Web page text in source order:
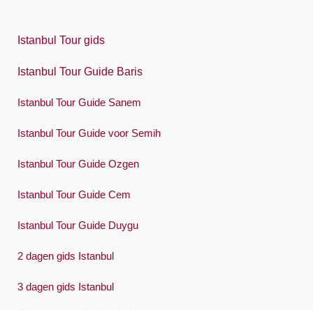
Português
Русский
Español
Swedish
Istanbul Tour gids
Istanbul Tour Guide Baris
Istanbul Tour Guide Sanem
Istanbul Tour Guide voor Semih
Istanbul Tour Guide Ozgen
Istanbul Tour Guide Cem
Istanbul Tour Guide Duygu
2 dagen gids Istanbul
3 dagen gids Istanbul